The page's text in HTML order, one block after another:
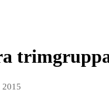
2015